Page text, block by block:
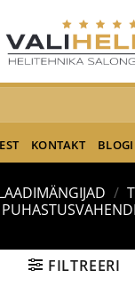
KONTAKT BLOGI
/
FILTREERI